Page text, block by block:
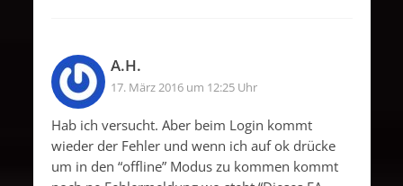
A.H.
17. März 2016 um 12:25 Uhr
Hab ich versucht. Aber beim Login kommt
wieder der Fehler und wenn ich auf ok drücke
um in den “offline” Modus zu kommen kommt